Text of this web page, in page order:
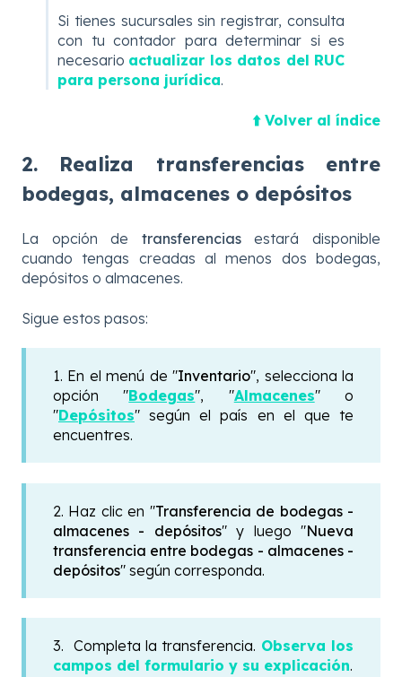
Si tienes sucursales sin registrar, consulta
con tu contador para determinar si es
necesario actualizar los datos del RUC
para persona jurídica.
⬆️ Volver al índice
2. Realiza transferencias entre
bodegas, almacenes o depósitos
La opción de transferenciasestará disponible
cuando tengas creadas al menos dos bodegas,
depósitos o almacenes.
Sigue estos pasos:
1. En el menú de "Inventario", selecciona la
opción "Bodegas", "Almacenes" o
"Depósitos" según el país en el que te
encuentres.
2. Haz clic en "Transferencia de bodegas -
almacenes - depósitos" y luego "Nueva
transferencia entre bodegas - almacenes -
depósitos" según corresponda.
3. Completa la transferencia. Observa los
campos del formulario y su explicación.